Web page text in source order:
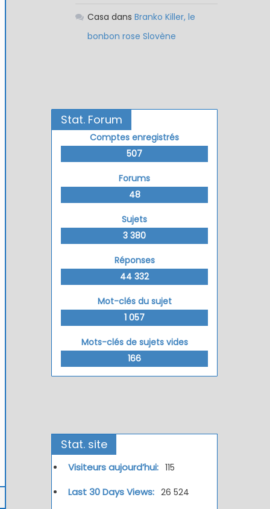
Casa dansBranko Killer, le
bonbon rose Slovène
Stat. Forum
Comptes enregistrés
507
Forums
48
Sujets
3 380
Réponses
44 332
Mot-clés du sujet
1 057
Mots-clés de sujets vides
166
Stat. site
Visiteurs aujourd’hui: 115
Last 30 Days Views: 26 524